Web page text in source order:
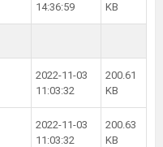
14:36:59
KB
2022-11-03
11:03:32
200.61
KB
2022-11-03
11:03:32
200.63
KB